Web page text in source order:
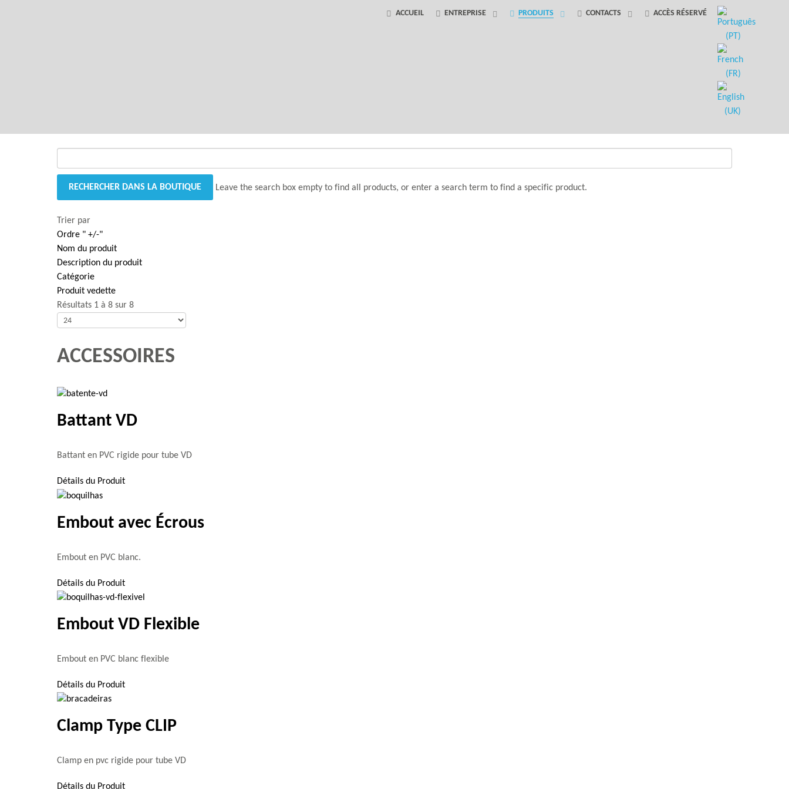
ACCUEIL ENTREPRISE PRODUITS CONTACTS ACCÈS RÉSERVÉ
Leave the search box empty to find all products, or enter a search term to find a specific product.
Trier par
Ordre " +/-"
Nom du produit
Description du produit
Catégorie
Produit vedette
Résultats 1 à 8 sur 8
ACCESSOIRES
Battant VD
Battant en PVC rigide pour tube VD
Détails du Produit
Embout avec Écrous
Embout en PVC blanc.
Détails du Produit
Embout VD Flexible
Embout en PVC blanc flexible
Détails du Produit
Clamp Type CLIP
Clamp en pvc rigide pour tube VD
Détails du Produit